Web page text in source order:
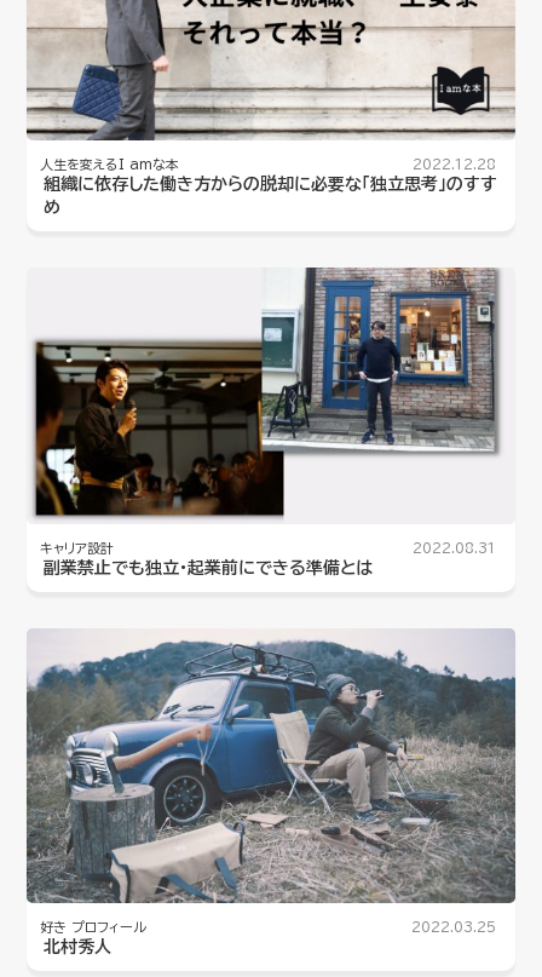
人生を変えるI amな本 2022.12.28
組織に依存した働き方からの脱却に必要な「独立思考」のすす
め
キャリア設計 2022.08.31
副業禁止でも独立・起業前にできる準備とは
好き プロフィール 2022.03.25
北村秀人